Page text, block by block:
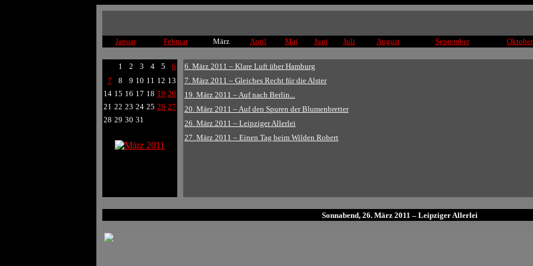
Januar Februar März April Mai Juni Juli August September Oktober
1 2 3 4 5
6
7
8 9 10 11 12 13
14 15 16 17 18 19 20
21 22 23 24 25 26 27
28 29 30 31
6. März 2011 – Klare Luft über Hamburg
7. März 2011 – Gleiches Recht für die Alster
19. März 2011 – Auf nach Berlin...
20. März 2011 – Auf den Spuren der Blumenbretter
26. März 2011 – Leipziger Allerlei
27. März 2011 – Einen Tag beim Wilden Robert
Sonnabend, 26. März 2011 – Leipziger Allerlei